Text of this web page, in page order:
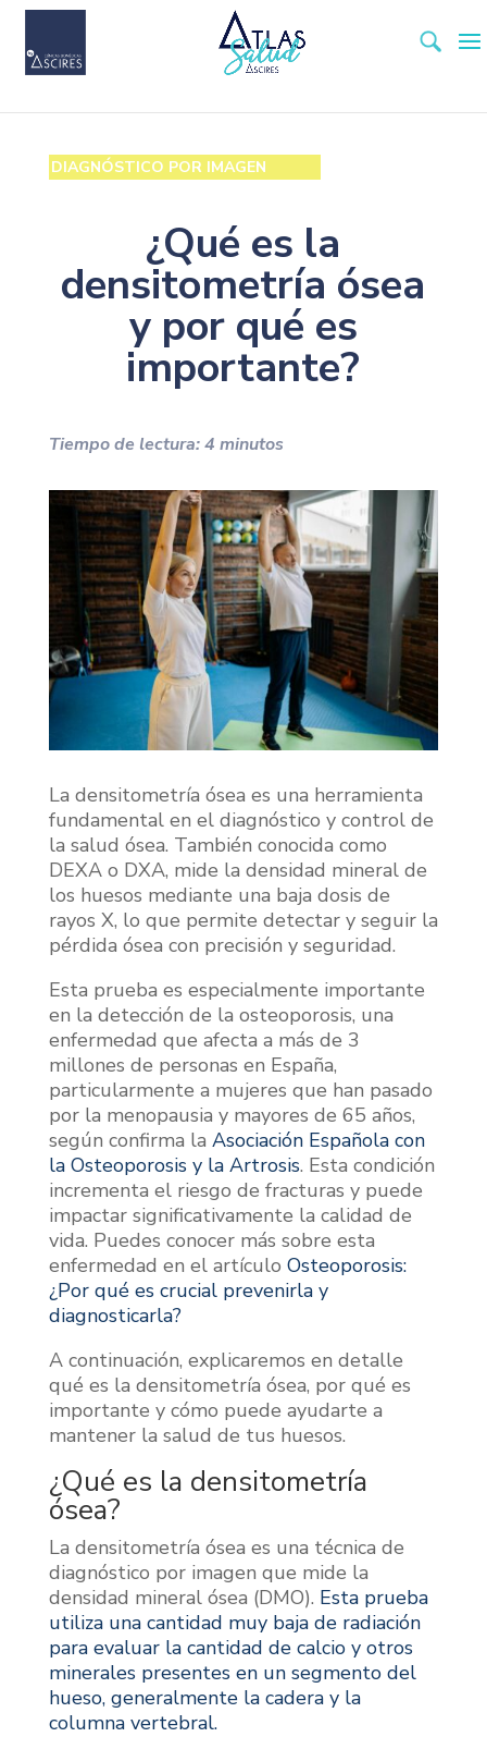
DIAGNÓSTICO POR IMAGEN
¿Qué es la
densitometría ósea
y por qué es
importante?
Tiempo de lectura:4 minutos
La densitometría ósea es una herramienta
fundamental en el diagnóstico y control de
la salud ósea. También conocida como
DEXA o DXA, mide la densidad mineral de
los huesos mediante una baja dosis de
rayos X, lo que permite detectar y seguir la
pérdida ósea con precisión y seguridad.
Esta prueba es especialmente importante
en la detección de la osteoporosis, una
enfermedad que afecta a más de 3
millones de personas en España,
particularmente a mujeres que han pasado
por la menopausia y mayores de 65 años,
según confirma la Asociación Española con
la Osteoporosis y la Artrosis. Esta condición
incrementa el riesgo de fracturas y puede
impactar significativamente la calidad de
vida. Puedes conocer más sobre esta
enfermedad en el artículo Osteoporosis:
¿Por qué es crucial prevenirla y
diagnosticarla?
A continuación, explicaremos en detalle
qué es la densitometría ósea, por qué es
importante y cómo puede ayudarte a
mantener la salud de tus huesos.
¿Qué es la densitometría
ósea?
La densitometría ósea es una técnica de
diagnóstico por imagen que mide la
densidad mineral ósea (DMO). Esta prueba
utiliza una cantidad muy baja de radiación
para evaluar la cantidad de calcio y otros
minerales presentes en un segmento del
hueso, generalmente la cadera y la
columna vertebral.